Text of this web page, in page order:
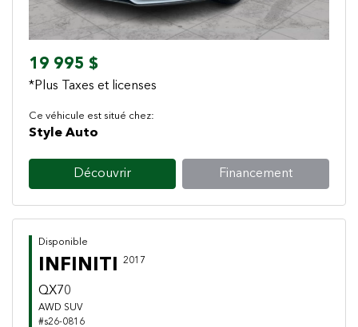
19 995 $
*Plus Taxes et licenses
Ce véhicule est situé chez:
Style Auto
Découvrir Financement
Disponible
INFINITI 2017
QX70
AWD SUV
#s26-0816